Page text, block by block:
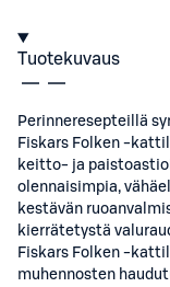
Tuotekuvaus
Perinneresepteillä
Fiskars Folken -
keitto- ja
olennaisimpia,
kestävän
kierrätetystä
Fiskars Folken -
muhennosten